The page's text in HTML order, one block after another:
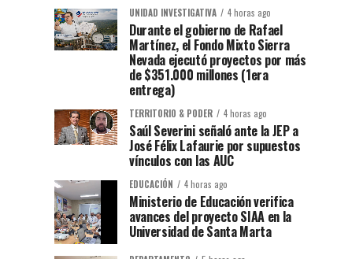
UNIDAD INVESTIGATIVA 4 horas ago
Durante el gobierno de Rafael
Martínez, el Fondo Mixto Sierra
Nevada ejecutó proyectos por más
de $351.000 millones (1era
entrega)
TERRITORIO & PODER 4 horas ago
Saúl Severini señaló ante la JEP a
José Félix Lafaurie por supuestos
vínculos con las AUC
EDUCACIÓN 4 horas ago
Ministerio de Educación verifica
avances del proyecto SIAA en la
Universidad de Santa Marta